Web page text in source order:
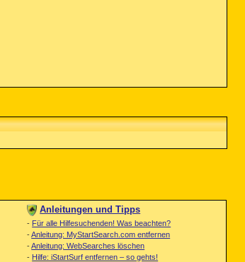
Anleitungen und Tipps
- Für alle Hilfesuchenden! Was beachten?
-Anleitung: MyStartSearch.com entfernen
-Anleitung: WebSearches löschen
- Hilfe: iStartSurf entfernen – so gehts!